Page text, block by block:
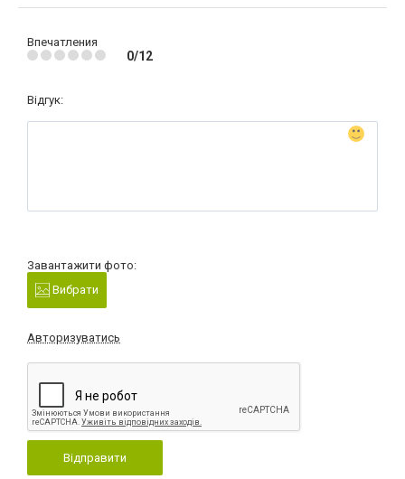
Впечатления
0/12
Відгук:
Завантажити фото:
Вибрати
Авторизуватись
Відправити